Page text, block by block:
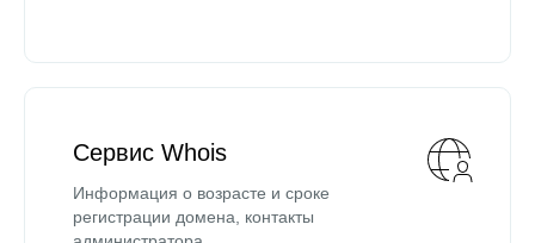
Сервис Whois
Информация о возрасте и сроке
регистрации домена, контакты